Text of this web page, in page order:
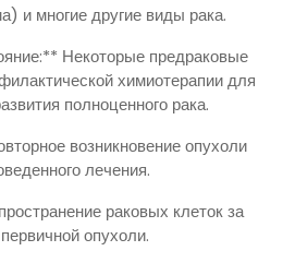
и многие другие виды рака.
Некоторые предраковые
химиотерапии для
полноценного рака.
возникновение опухоли
лечения.
раковых клеток за
опухоли.